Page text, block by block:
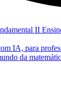
II
IA, para
da